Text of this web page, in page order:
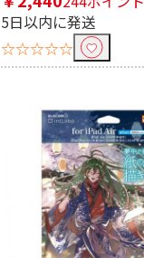
5日以内に発送
☆☆☆☆☆